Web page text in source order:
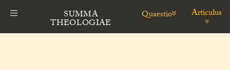
SUMMA
THEOLOGIAE
Quaestio Articulus